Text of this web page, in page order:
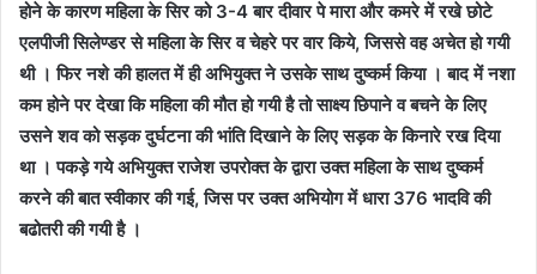
होने के कारण महिला के सिर को 3-4 बार दीवार पे मारा और कमरे में रखे छोटे
एलपीजी सिलेण्डर से महिला के सिर व चेहरे पर वार किये, जिससे वह अचेत हो गयी
थी । फिर नशे की हालत में ही अभियुक्त ने उसके साथ दुष्कर्म किया । बाद में नशा
कम होने पर देखा कि महिला की मौत हो गयी है तो साक्ष्य छिपाने व बचने के लिए
उसने शव को सड़क दुर्घटना की भांति दिखाने के लिए सड़क के किनारे रख दिया
था । पकड़े गये अभियुक्त राजेश उपरोक्त के द्वारा उक्त महिला के साथ दुष्कर्म
करने की बात स्वीकार की गई, जिस पर उक्त अभियोग में धारा 376 भादवि की
बढोतरी की गयी है ।